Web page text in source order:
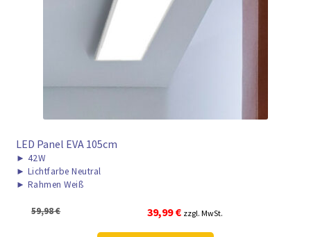
LED Panel EVA 105cm
► 42W
► Lichtfarbe Neutral
► Rahmen Weiß
59,98€
Ursprünglicher
39,99€Aktueller
zzgl. MwSt.